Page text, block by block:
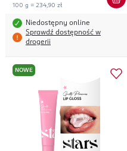
100 g = 234,90 zł
Niedostępny online
Sprawdź dostępność w
drogerii
NOWE